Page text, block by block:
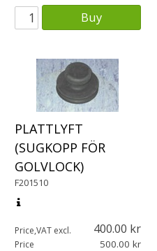
Buy
PLATTLYFT
(SUGKOPP FÖR
GOLVLOCK)
F201510
Price,VAT excl. 400.00
Price 500.00